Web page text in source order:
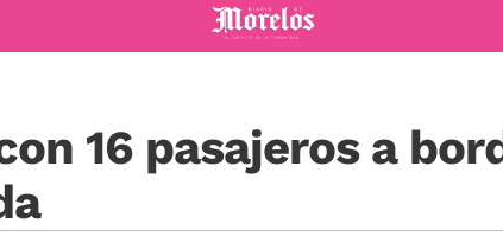
Diario de Morelos
16 pasajeros a